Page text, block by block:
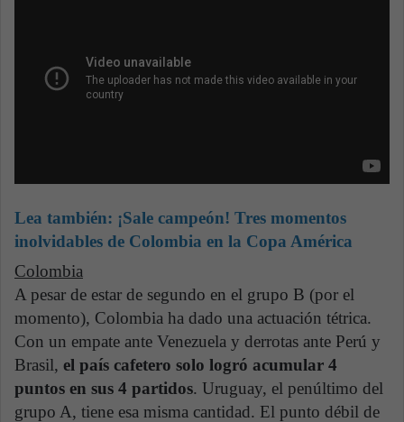
Lea también: ¡Sale campeón! Tres momentos
inolvidables de Colombia en la Copa América
Colombia
A pesar de estar de segundo en el grupo B (por el
momento), Colombia ha dado una actuación tétrica.
Con un empate ante Venezuela y derrotas ante Perú y
Brasil, el país cafetero solo logró acumular 4
puntos en sus 4 partidos. Uruguay, el penúltimo del
grupo A, tiene esa misma cantidad. El punto débil de